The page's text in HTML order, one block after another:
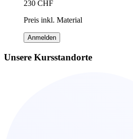
230 CHF
Preis inkl. Material
Anmelden
Unsere Kursstandorte